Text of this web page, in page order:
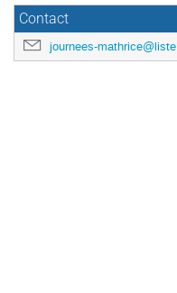
Contact
journees-mathrice@listes.mathrice.fr